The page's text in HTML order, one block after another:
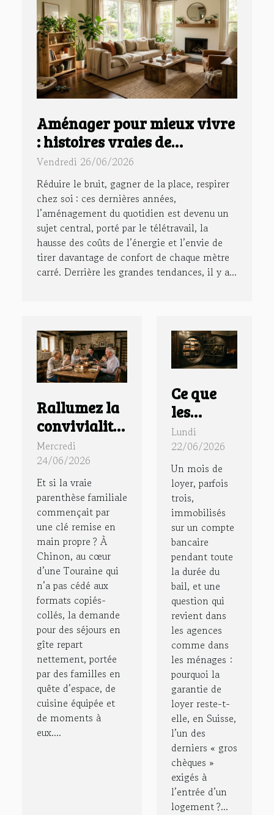
Aménager pour mieux vivre
: histoires vraies de
transformations d’espaces
Vendredi 26/06/2026
Réduire le bruit, gagner de la place, respirer
chez soi : ces dernières années,
l’aménagement du quotidien est devenu un
sujet central, porté par le télétravail, la
hausse des coûts de l’énergie et l’envie de
tirer davantage de confort de chaque mètre
carré. Derrière les grandes tendances, il y a...
Rallumez la
convivialité
en famille
dans un gîte
à Chinon,
loin des
formats
standardisés
Mercredi
24/06/2026
Et si la vraie
parenthèse familiale
commençait par
une clé remise en
main propre ? À
Chinon, au cœur
d’une Touraine qui
n’a pas cédé aux
formats copiés-
collés, la demande
pour des séjours en
gîte repart
nettement, portée
par des familles en
quête d’espace, de
cuisine équipée et
de moments à
eux....
Ce que
les
banques
suisses
taisent
sur la
garantie
de loyer
Suisse
Lundi
22/06/2026
Un mois de
loyer, parfois
trois,
immobilisés
sur un compte
bancaire
pendant toute
la durée du
bail, et une
question qui
revient dans
les agences
comme dans
les ménages :
pourquoi la
garantie de
loyer reste-t-
elle, en Suisse,
l’un des
derniers « gros
chèques »
exigés à
l’entrée d’un
logement ?...